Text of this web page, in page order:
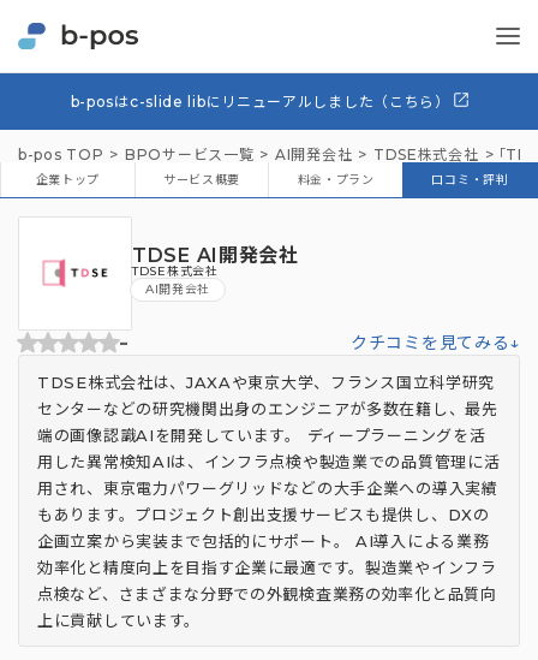
b-posはc-slide libにリニューアルしました（こちら）
b-pos TOP BPOサービス一覧 AI開発会社 TDSE株式会社 「
企業トップ サービス概要 料金・プラン 口コミ・評判
TDSE AI開発会社
TDSE株式会社
AI開発会社
- クチコミを見てみる↓
TDSE株式会社は、JAXAや東京大学、フランス国立科学研究
センターなどの研究機関出身のエンジニアが多数在籍し、最先
端の画像認識AIを開発しています。 ディープラーニングを活
用した異常検知AIは、インフラ点検や製造業での品質管理に活
用され、東京電力パワーグリッドなどの大手企業への導入実績
もあります。プロジェクト創出支援サービスも提供し、DXの
企画立案から実装まで包括的にサポート。 AI導入による業務
効率化と精度向上を目指す企業に最適です。製造業やインフラ
点検など、さまざまな分野での外観検査業務の効率化と品質向
上に貢献しています。